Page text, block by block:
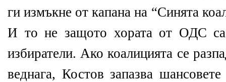
ги измъкне от капана на “Синята
И то не защото хората от ОДС
избиратели. Ако коалицията се
веднага, Костов запазва